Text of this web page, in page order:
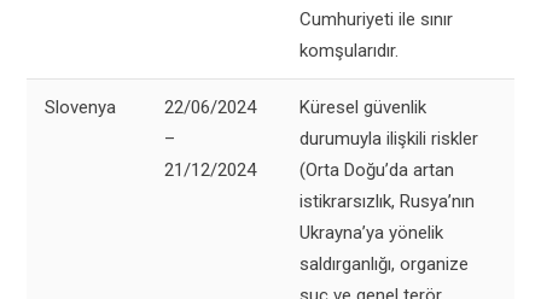
Cumhuriyeti ile sınır
komşularıdır.
Slovenya
22/06/2024
–
21/12/2024
Küresel güvenlik
durumuyla ilişkili riskler
(Orta Doğu’da artan
istikrarsızlık, Rusya’nın
Ukrayna’ya yönelik
saldırganlığı, organize